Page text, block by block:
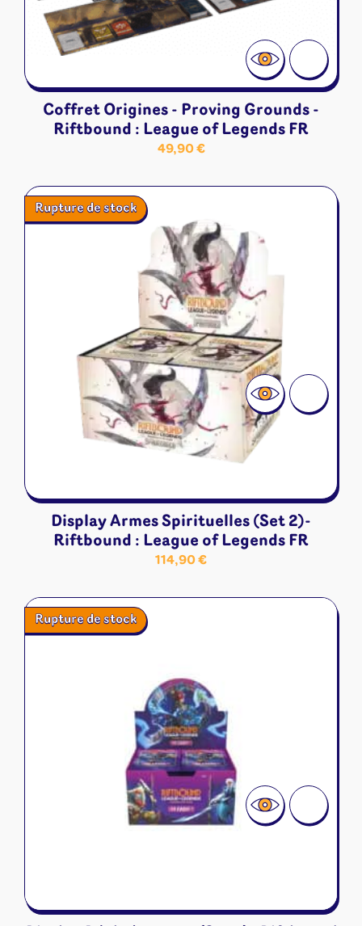
Coffret Origines - Proving Grounds -
Riftbound : League of Legends FR
49,90€
Rupture de stock
Display Armes Spirituelles (Set 2)-
Riftbound : League of Legends FR
114,90€
Rupture de stock